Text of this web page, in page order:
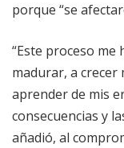
porque “se
“Este proceso me
madurar, a
aprender de mis
consecuencias y
añadió, al